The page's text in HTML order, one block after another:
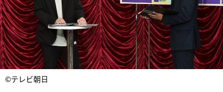
©テレビ朝日